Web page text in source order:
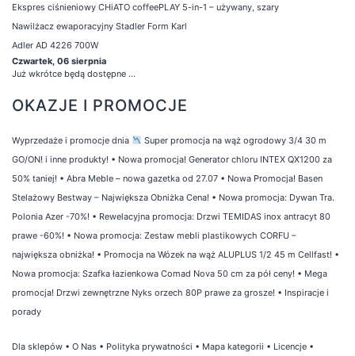
Ekspres ciśnieniowy CHiATO coffeePLAY 5-in-1 – używany, szary
Nawilżacz ewaporacyjny Stadler Form Karl
Adler AD 4226 700W
Czwartek, 06 sierpnia
Już wkrótce będą dostępne ...
OKAZJE I PROMOCJE
Wyprzedaże i promocje dnia
Super promocja na wąż ogrodowy 3/4 30 m
GO/ON! i inne produkty! • Nowa promocja! Generator chloru INTEX QX1200 za
50% taniej! • Abra Meble – nowa gazetka od 27.07 • Nowa Promocja! Basen
Stelażowy Bestway – Największa Obniżka Cena! • Nowa promocja: Dywan Tra.
Polonia Azer -70%! • Rewelacyjna promocja: Drzwi TEMIDAS inox antracyt 80
prawe -60%! • Nowa promocja: Zestaw mebli plastikowych CORFU –
największa obniżka! • Promocja na Wózek na wąż ALUPLUS 1/2 45 m Cellfast! •
Nowa promocja: Szafka łazienkowa Comad Nova 50 cm za pół ceny! • Mega
promocja! Drzwi zewnętrzne Nyks orzech 80P prawe za grosze! • Inspiracje i
porady
Dla sklepów • O Nas • Polityka prywatności • Mapa kategorii • Licencje •